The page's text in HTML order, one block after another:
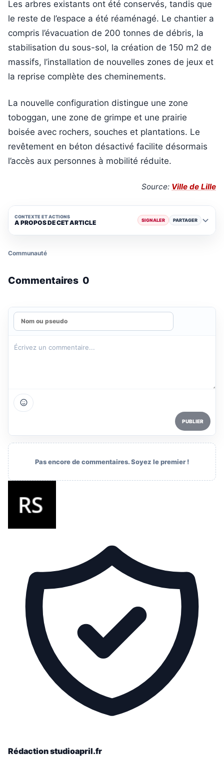
Les arbres existants ont été conservés, tandis que
le reste de l’espace a été réaménagé. Le chantier a
compris l’évacuation de 200 tonnes de débris, la
stabilisation du sous-sol, la création de 150 m2 de
massifs, l’installation de nouvelles zones de jeux et
la reprise complète des cheminements.
La nouvelle configuration distingue une zone
toboggan, une zone de grimpe et une prairie
boisée avec rochers, souches et plantations. Le
revêtement en béton désactivé facilite désormais
l’accès aux personnes à mobilité réduite.
Source: Ville de Lille
CONTEXTE ET ACTIONS
A PROPOS DE CET ARTICLE SIGNALER PARTAGER
Communauté
Commentaires 0
PUBLIER
Pas encore de commentaires. Soyez le premier !
Rédaction studioapril.fr